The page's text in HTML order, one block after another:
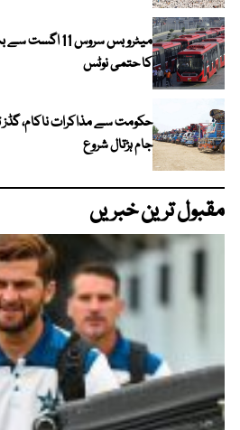
میٹرو بس سروس
کا حتمی نوٹس
حکومت سے مذاکرات ناکام، گڈز
جام ہڑتال شروع
مقبول ترین خبریں